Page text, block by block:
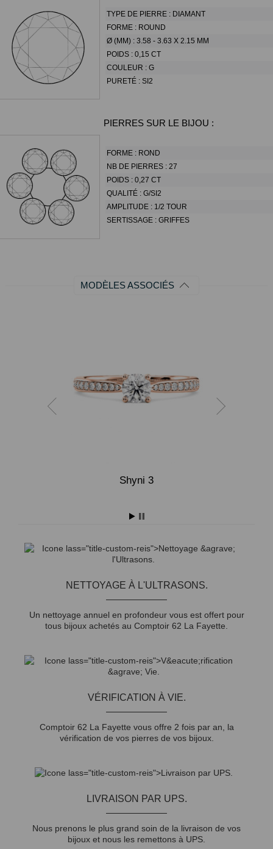
TYPE DE PIERRE : DIAMANT
FORME : ROUND
Ø (MM) :3.58 - 3.63 X 2.15 MM
POIDS :0,15 CT
COULEUR :G
PURETÉ :SI2
PIERRES SUR LE BIJOU :
FORME : ROND
NB DE PIERRES :27
POIDS :0,27 CT
QUALITÉ :G/SI2
AMPLITUDE : 1/2 TOUR
SERTISSAGE :GRIFFES
MODÈLES ASSOCIÉS
Shyni 3
NETTOYAGE À L'ULTRASONS.
Un nettoyage annuel en profondeur vous est offert pour
tous bijoux achetés au Comptoir 62 La Fayette.
VÉRIFICATION À VIE.
Comptoir 62 La Fayette vous offre 2 fois par an, la
vérification de vos pierres de vos bijoux.
LIVRAISON PAR UPS.
Nous prenons le plus grand soin de la livraison de vos
bijoux et nous les remettons à UPS.